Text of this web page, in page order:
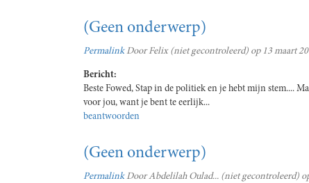
(Geen onderwerp)
PermalinkDoorFelix (niet gecontroleerd) op 13 maart
Bericht:
Beste Fowed, Stap in de politiek en je hebt mijn stem....
voor jou, want je bent te eerlijk...
beantwoorden
(Geen onderwerp)
PermalinkDoorAbdelilah Oulad... (niet gecontroleerd)